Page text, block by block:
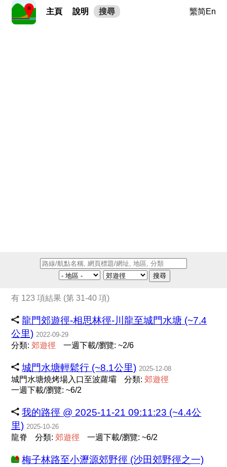
主頁 說明 搜尋 繁简En
搜尋
有 123 項結果 (第 31-40 項)
龍門郊遊徑-相思林徑-川龍至城門水塘 (~7.4
公里) 2022-09-29
分類:郊遊徑 一週下載/瀏覽: ~2/6
城門水塘輕鬆行 (~8.1公里) 2025-12-08
城門水塘燒烤場入口至波蘿壩 分類:郊遊徑
一週下載/瀏覽: ~6/2
我的路徑 @ 2025-11-21 09:11:23 (~4.4公
里) 2025-10-26
龍脊 分類:郊遊徑 一週下載/瀏覽: ~6/2
梅子林路至小瀝源郊野徑 (沙田郊野徑之一)